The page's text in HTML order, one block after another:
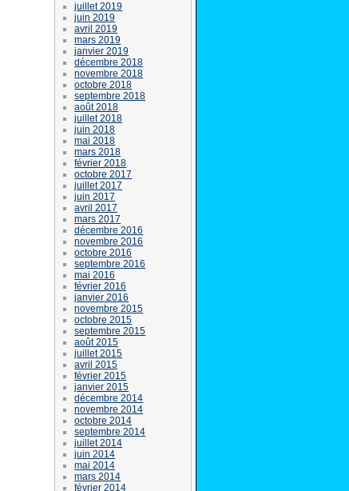
juillet 2019
juin 2019
avril 2019
mars 2019
janvier 2019
décembre 2018
novembre 2018
octobre 2018
septembre 2018
août 2018
juillet 2018
juin 2018
mai 2018
mars 2018
février 2018
octobre 2017
juillet 2017
juin 2017
avril 2017
mars 2017
décembre 2016
novembre 2016
octobre 2016
septembre 2016
mai 2016
février 2016
janvier 2016
novembre 2015
octobre 2015
septembre 2015
août 2015
juillet 2015
avril 2015
février 2015
janvier 2015
décembre 2014
novembre 2014
octobre 2014
septembre 2014
juillet 2014
juin 2014
mai 2014
mars 2014
février 2014